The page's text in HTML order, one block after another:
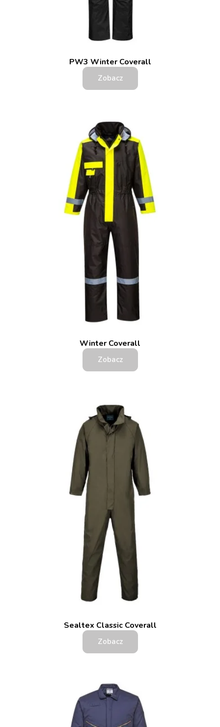
PW3 Winter Coverall
Zobacz
Winter Coverall
Zobacz
Sealtex Classic Coverall
Zobacz